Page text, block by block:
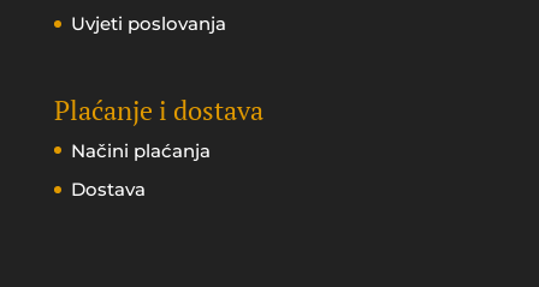
Uvjeti poslovanja
Plaćanje i dostava
Načini plaćanja
Dostava